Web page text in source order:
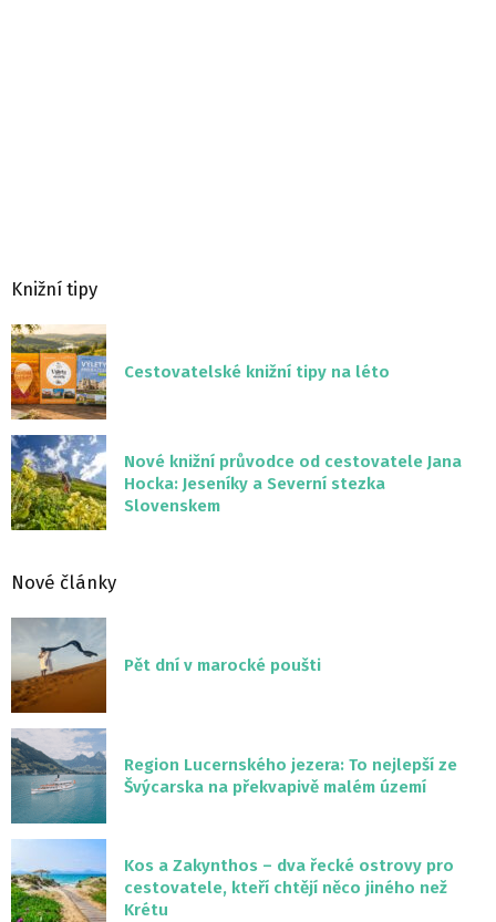
Knižní tipy
Cestovatelské knižní tipy na léto
Nové knižní průvodce od cestovatele Jana
Hocka: Jeseníky a Severní stezka
Slovenskem
Nové články
Pět dní v marocké poušti
Region Lucernského jezera: To nejlepší ze
Švýcarska na překvapivě malém území
Kos a Zakynthos – dva řecké ostrovy pro
cestovatele, kteří chtějí něco jiného než
Krétu